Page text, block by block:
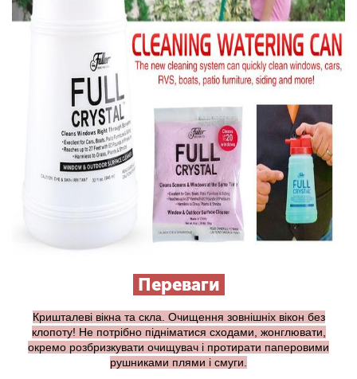
Переваги
Кришталеві вікна та скла. Очищення зовнішніх вікон без
клопоту! Не потрібно підніматися сходами, жонглювати,
окремо розбризкувати очищувач і протирати паперовими
рушниками плями і смуги.